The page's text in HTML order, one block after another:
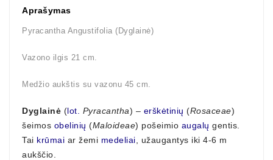
Aprašymas
Pyracantha Angustifolia (Dyglainė)
Vazono ilgis 21 cm.
Medžio aukštis su vazonu 45 cm.
Dyglainė (lot. Pyracantha) – erškėtinių (Rosaceae)
šeimos obelinių (Maloideae) pošeimio augalų gentis.
Tai krūmai ar žemi medeliai , užaugantys iki 4-6 m
aukščio.